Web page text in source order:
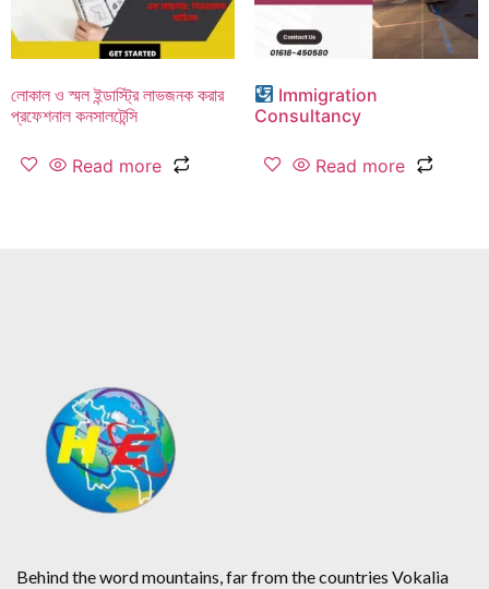
লোকাল ও স্মল ইন্ডাস্ট্রি লাভজনক করার
প্রফেশনাল কনসালটেন্সি
Read more
Immigration
Consultancy
Read more
Behind the word mountains, far from the countries Vokalia